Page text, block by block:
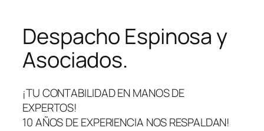
Despacho Espinosa y
Asociados.
¡TU CONTABILIDAD EN MANOS DE
EXPERTOS!
10 AÑOS DE EXPERIENCIA NOS RESPALDAN!